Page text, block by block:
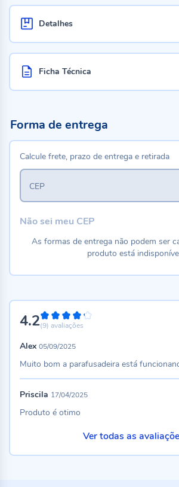
Detalhes
Ficha Técnica
4.284%
(9) avaliações
Alex 05/09/2025
Muito bom a parafusadeira está
Priscila 17/04/2025
Produto é otimo
Ver todas as
Forma de entrega
Calcule frete, prazo de entrega e retirada
CEP
Não sei meu CEP
As formas de entrega não podem ser
produto está